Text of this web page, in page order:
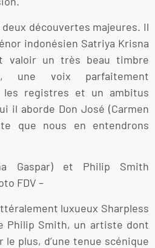
découvertes majeures. Il
indonésien Satriya Krisna
valoir un très beau timbre
une voix parfaitement
les registres et un ambitus
il aborde Don José (Carmen
que nous en entendrons
Gaspar) et Philip Smith
FDV –
luxueux Sharpless
Philip Smith, un artiste dont
plus, d’une tenue scénique